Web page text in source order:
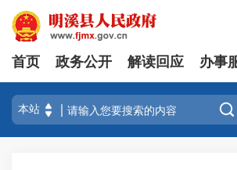
首页 政务公开 解读回应 办事
